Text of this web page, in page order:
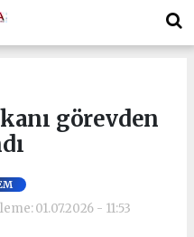
görevden
01.07.2026 - 11:53